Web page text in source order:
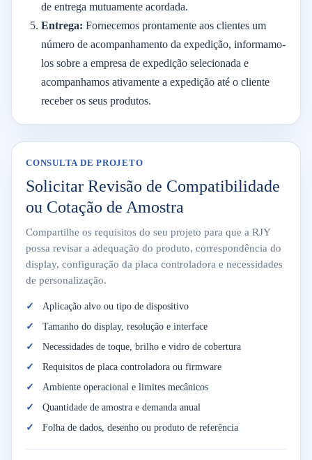
de entrega mutuamente acordada.
Entrega: Fornecemos prontamente aos clientes um
número de acompanhamento da expedição, informamo-
los sobre a empresa de expedição selecionada e
acompanhamos ativamente a expedição até o cliente
receber os seus produtos.
CONSULTA DE PROJETO
Solicitar Revisão de Compatibilidade
ou Cotação de Amostra
Compartilhe os requisitos do seu projeto para que a RJY
possa revisar a adequação do produto, correspondência do
display, configuração da placa controladora e necessidades
de personalização.
Aplicação alvo ou tipo de dispositivo
Tamanho do display, resolução e interface
Necessidades de toque, brilho e vidro de cobertura
Requisitos de placa controladora ou firmware
Ambiente operacional e limites mecânicos
Quantidade de amostra e demanda anual
Folha de dados, desenho ou produto de referência